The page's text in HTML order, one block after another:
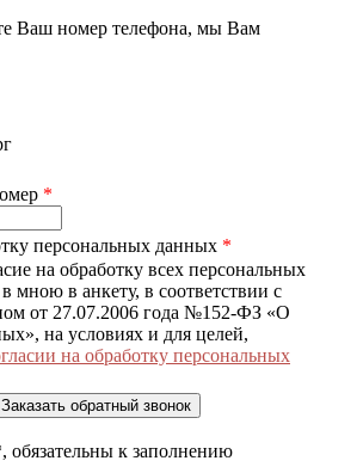
Ваш номер телефона, мы Вам
*
персональных данных *
на обработку всех персональных
мною в анкету, в соответствии с
от 27.07.2006 года №152-ФЗ «О
на условиях и для целей,
на обработку персональных
, обязательны к заполнению